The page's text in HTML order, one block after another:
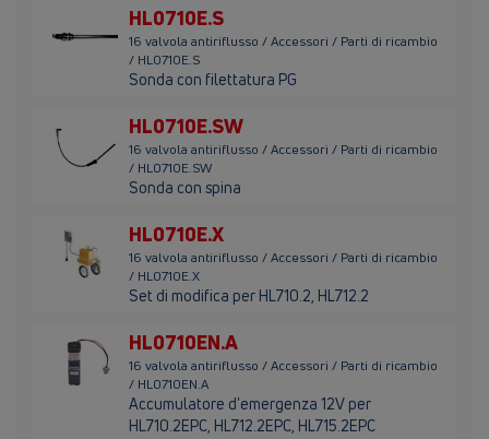
HL0710E.S
16 valvola antiriflusso / Accessori / Parti di ricambio
/ HL0710E.S
Sonda con filettatura PG
HL0710E.SW
16 valvola antiriflusso / Accessori / Parti di ricambio
/ HL0710E.SW
Sonda con spina
HL0710E.X
16 valvola antiriflusso / Accessori / Parti di ricambio
/ HL0710E.X
Set di modifica per HL710.2, HL712.2
HL0710EN.A
16 valvola antiriflusso / Accessori / Parti di ricambio
/ HL0710EN.A
Accumulatore d'emergenza 12V per
HL710.2EPC, HL712.2EPC, HL715.2EPC